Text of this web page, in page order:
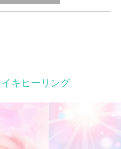
キヒーリング